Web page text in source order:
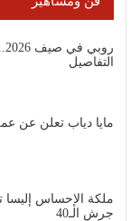
التفاصيل
مايا دياب تعلن عن
ملكة الإحساس إليسا
جرش الـ40